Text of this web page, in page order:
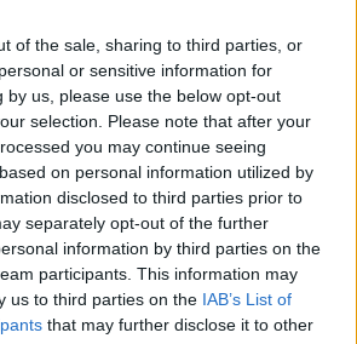
of the sale, sharing to third parties, or
or sensitive information for
by us, please use the below opt-out
selection. Please note that after your
you may continue seeing
on personal information utilized by
disclosed to third parties prior to
separately opt-out of the further
information by third parties on the
participants. This information may
us to third parties on the IAB’s List of
that may further disclose it to other
και της
της πρώτης
τον πιο στενό μου
κ. Καλογήρου για παράδειγμα,
και το δικηγορικό
αναλαμβάνει
πρώτης κατοικίας.
ανακοινώσεις μάλιστα και
φράγκο,γιατί έχει
το ΠΑΣΟΚ – ΚΙΝΑΛ για